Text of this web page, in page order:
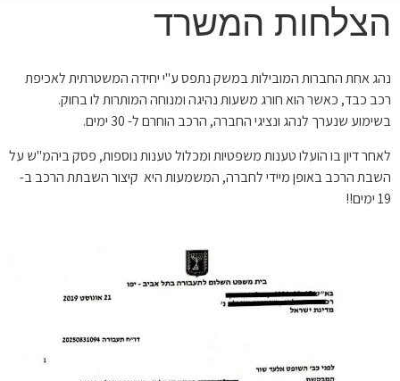
הצלחות המשרד
נהג אחת החברות המובילות במשק נתפס ע"י יחידה המשטרתית לאכיפת
רכב כבד, כאשר הוא חורג משעות נהיגה ומנוחה המותרות לו בחוק.
בשימוע שנערך לנהג ונציגי החברה, הרכב הוחרם ל- 30 ימים.
לאחר דיון בו הועלו טענות משפטיות ומכלול טענות נוספות, פסקביהמ"ש על
השבת הרכב באופן מיידי לחברה, המשמעות היא קיצור השבתת הרכב ב-
19 ימים!!